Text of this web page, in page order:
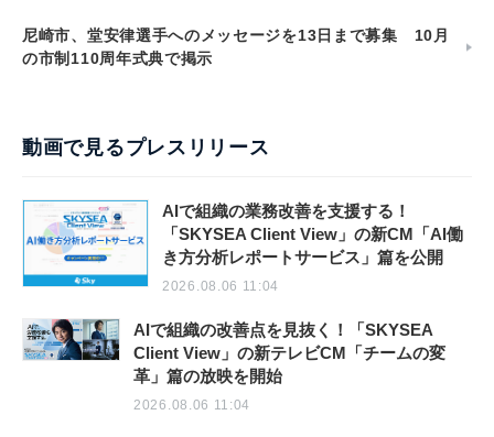
尼崎市、堂安律選手へのメッセージを13日まで募集 10月
の市制110周年式典で掲示
動画で見るプレスリリース
AIで組織の業務改善を支援する！
「SKYSEA Client View」の新CM「AI働
き方分析レポートサービス」篇を公開
2026.08.06 11:04
AIで組織の改善点を見抜く！「SKYSEA
Client View」の新テレビCM「チームの変
革」篇の放映を開始
2026.08.06 11:04